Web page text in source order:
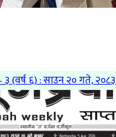
३ (वर्ष ६) : साउन २० गते, २०८३